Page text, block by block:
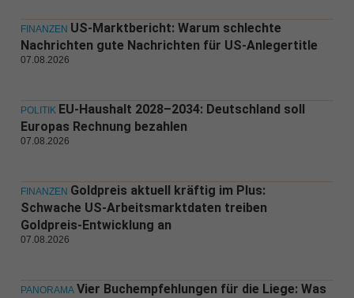
FINANZEN US-Marktbericht: Warum schlechte
Nachrichten gute Nachrichten für US-Anlegertitle
07.08.2026
POLITIK EU-Haushalt 2028–2034: Deutschland soll
Europas Rechnung bezahlen
07.08.2026
FINANZEN Goldpreis aktuell kräftig im Plus:
Schwache US-Arbeitsmarktdaten treiben
Goldpreis-Entwicklung an
07.08.2026
PANORAMA Vier Buchempfehlungen für die Liege: Was